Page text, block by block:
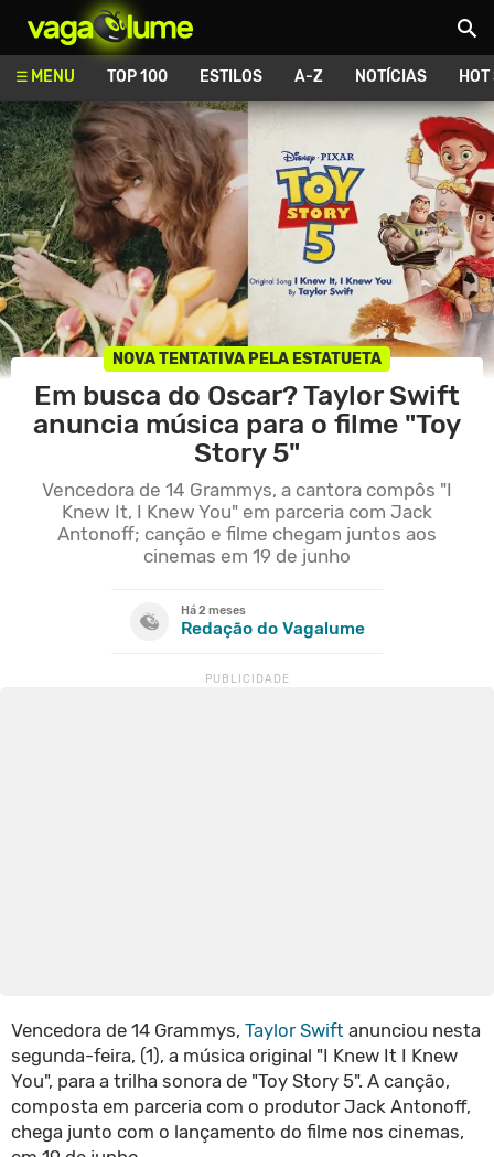
MENU TOP 100 ESTILOS A-Z NOTÍCIAS
NOVA TENTATIVA PELA ESTATUETA
Em busca do Oscar? Taylor Swift
anuncia música para o filme "Toy
Story 5"
Vencedora de 14 Grammys, a cantora compôs "I
Knew It, I Knew You" em parceria com Jack
Antonoff; canção e filme chegam juntos aos
cinemas em 19 de junho
Há 2 meses
Redação do Vagalume
Vencedora de 14 Grammys, Taylor Swift anunciou nesta
segunda-feira, (1), a música original "I Knew It I Knew
You", para a trilha sonora de "Toy Story 5". A canção,
composta em parceria com o produtor Jack Antonoff,
chega junto com o lançamento do filme nos cinemas,